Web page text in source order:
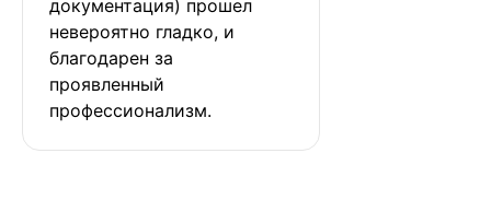
документация) прошел
невероятно гладко, и
благодарен за
проявленный
профессионализм.